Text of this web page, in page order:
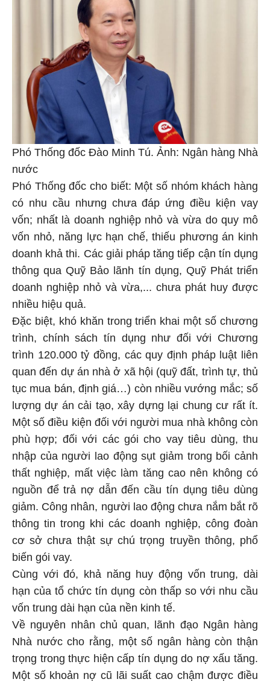
Phó Thống đốc Đào Minh Tú. Ảnh: Ngân hàng Nhà
nước
Phó Thống đốc cho biết: Một số nhóm khách hàng
có nhu cầu nhưng chưa đáp ứng điều kiện vay
vốn; nhất là doanh nghiệp nhỏ và vừa do quy mô
vốn nhỏ, năng lực hạn chế, thiếu phương án kinh
doanh khả thi. Các giải pháp tăng tiếp cận tín dụng
thông qua Quỹ Bảo lãnh tín dụng, Quỹ Phát triển
doanh nghiệp nhỏ và vừa,... chưa phát huy được
nhiều hiệu quả.
Đặc biệt, khó khăn trong triển khai một số chương
trình, chính sách tín dụng như đối với Chương
trình 120.000 tỷ đồng, các quy định pháp luật liên
quan đến dự án nhà ở xã hội (quỹ đất, trình tự, thủ
tục mua bán, định giá…) còn nhiều vướng mắc; số
lượng dự án cải tạo, xây dựng lại chung cư rất ít.
Một số điều kiện đối với người mua nhà không còn
phù hợp; đối với các gói cho vay tiêu dùng, thu
nhập của người lao động sụt giảm trong bối cảnh
thất nghiệp, mất việc làm tăng cao nên không có
nguồn để trả nợ dẫn đến cầu tín dụng tiêu dùng
giảm. Công nhân, người lao động chưa nắm bắt rõ
thông tin trong khi các doanh nghiệp, công đoàn
cơ sở chưa thật sự chú trọng truyền thông, phổ
biến gói vay.
Cùng với đó, khả năng huy động vốn trung, dài
hạn của tổ chức tín dụng còn thấp so với nhu cầu
vốn trung dài hạn của nền kinh tế.
Về nguyên nhân chủ quan, lãnh đạo Ngân hàng
Nhà nước cho rằng, một số ngân hàng còn thận
trọng trong thực hiện cấp tín dụng do nợ xấu tăng.
Một số khoản nợ cũ lãi suất cao chậm được điều